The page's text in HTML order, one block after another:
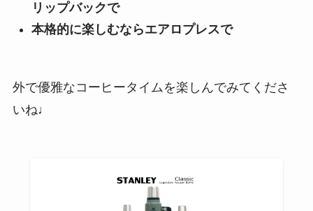
リップバックで
本格的に楽しむならエアロプレスで
外で優雅なコーヒータイムを楽しんでみてくださ
いね♩